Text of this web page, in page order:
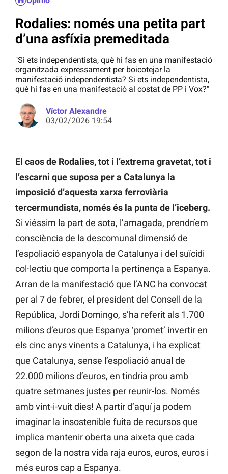
Rodalies: només una petita part
d’una asfíxia premeditada
"Si ets independentista, què hi fas en una manifestació
organitzada expressament per boicotejar la
manifestació independentista? Si ets independentista,
què hi fas en una manifestació al costat de PP i Vox?"
Víctor Alexandre
03/02/2026 19:54
El caos de Rodalies, tot i l’extrema gravetat, tot i
l’escarni que suposa per a Catalunya la
imposició d’aquesta xarxa ferroviària
tercermundista, només és la punta de l’iceberg.
Si viéssim la part de sota, l’amagada, prendríem
consciència de la descomunal dimensió de
l’espoliació espanyola de Catalunya i del suïcidi
col·lectiu que comporta la pertinença a Espanya.
Arran de la manifestació que l’ANC ha convocat
per al 7 de febrer, el president del Consell de la
República, Jordi Domingo, s’ha referit als 1.700
milions d’euros que Espanya ‘promet’ invertir en
els cinc anys vinents a Catalunya, i ha explicat
que Catalunya, sense l’espoliació anual de
22.000 milions d’euros, en tindria prou amb
quatre setmanes justes per reunir-los. Només
amb vint-i-vuit dies! A partir d’aquí ja podem
imaginar la insostenible fuita de recursos que
implica mantenir oberta una aixeta que cada
segon de la nostra vida raja euros, euros, euros i
més euros cap a Espanya.